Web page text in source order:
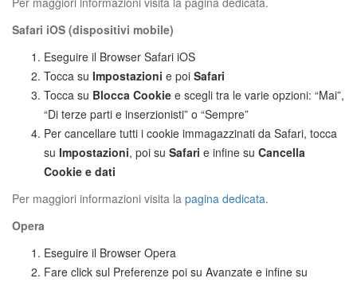
Safari iOS (dispositivi mobile)
Eseguire il Browser Safari iOS
Tocca su Impostazioni e poi Safari
Tocca su Blocca Cookie e scegli tra le varie opzioni: “Mai”,
“Di terze parti e inserzionisti” o “Sempre”
Per cancellare tutti i cookie immagazzinati da Safari, tocca
su Impostazioni, poi su Safari e infine su Cancella
Cookie e dati
Per maggiori informazioni visita la pagina dedicata.
Opera
Eseguire il Browser Opera
Fare click sul Preferenze poi su Avanzate e infine su